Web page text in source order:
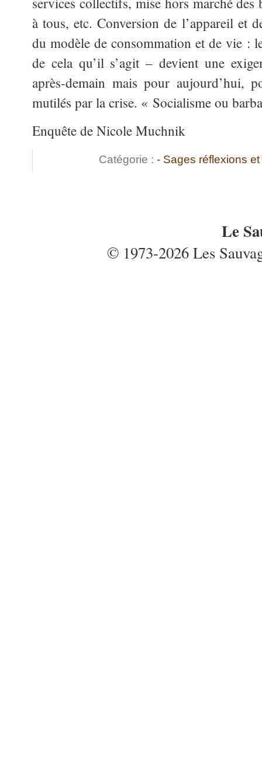
à tous, etc. Conversion de l’appareil et
du modèle de consommation et de vie :
de cela qu’il s’agit – devient une
après-demain mais pour aujourd’hui,
mutilés par la crise. « Socialisme ou
Enquête de Nicole Muchnik
Catégorie : - Sages réflexions
Le
© 1973-2026 Les